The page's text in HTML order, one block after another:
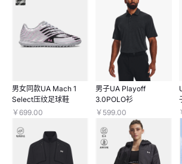
男女同款UA Mach 1
Select压纹足球鞋
￥699.00
男子UA Playoff
3.0POLO衫
￥599.00